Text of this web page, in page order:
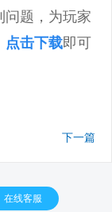
问题，为玩家
点击下载即可
下一篇
在线客服